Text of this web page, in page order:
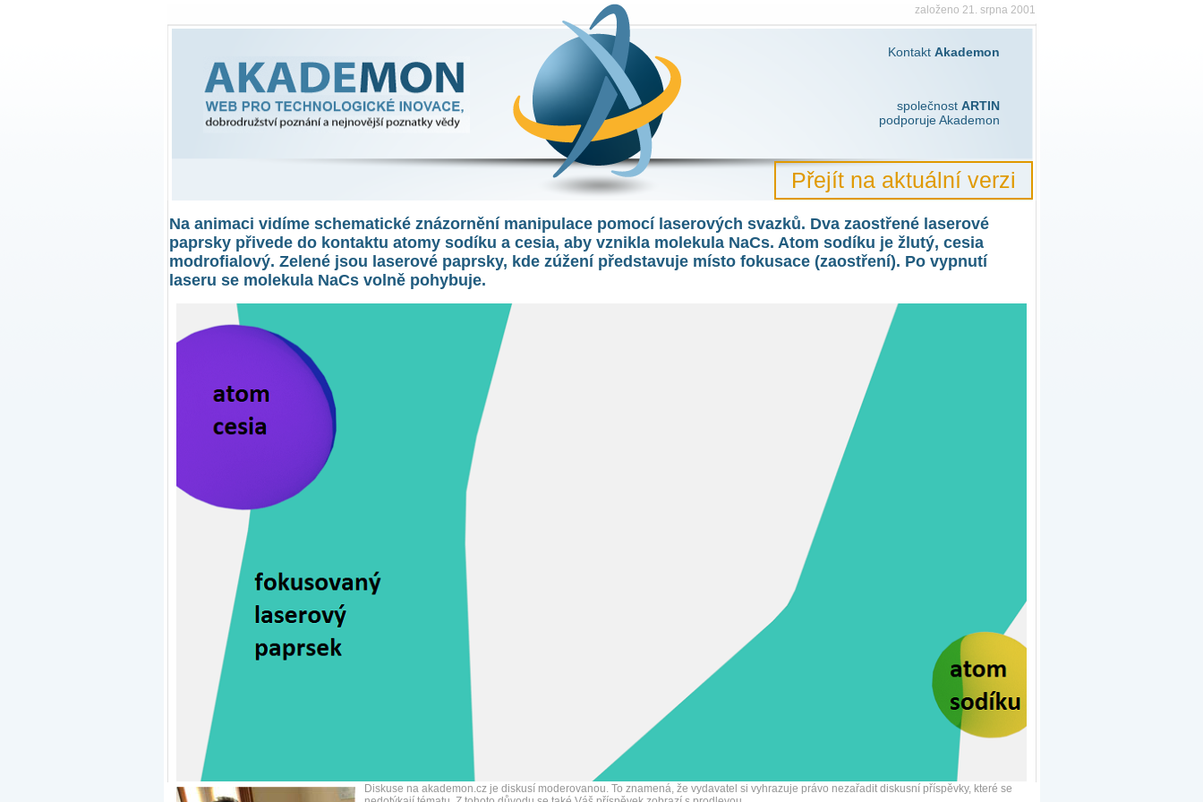
Web pro technologické inovace, dobrodružství poznání a nejnovější poznatky vědy
založeno 21. srpna 2001
Kontakt Akademon
společnost ARTIN
podporuje Akademon
Přejít na aktuální verzi
Na animaci vidíme schematické znázornění manipulace pomocí laserových svazků. Dva zaostřené laserové
paprsky přivede do kontaktu atomy sodíku a cesia, aby vznikla molekula NaCs. Atom sodíku je žlutý, cesia
modrofialový. Zelené jsou laserové paprsky, kde zúžení představuje místo fokusace (zaostření). Po vypnutí
laseru se molekula NaCs volně pohybuje.
Diskuse na akademon.cz je diskusí moderovanou. To znamená, že vydavatel si vyhrazuje právo nezařadit diskusní příspěvky, které se